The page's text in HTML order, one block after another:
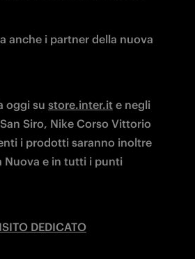
anche i partner della nuova
oggi su store.inter.it e negli
Siro, Nike Corso Vittorio
i prodotti saranno inoltre
Nuova e in tutti i punti
DEDICATO